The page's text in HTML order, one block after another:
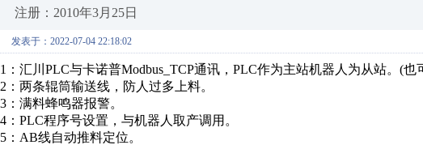
注册：2010年3月25日
发表于：2022-07-04 22:18:02
1：汇川PLC与卡诺普Modbus_TCP通讯，PLC作为主站机器人为从站。(
2：两条辊筒输送线，防人过多上料。
3：满料蜂鸣器报警。
4：PLC程序号设置，与机器人取产调用。
5：AB线自动推料定位。